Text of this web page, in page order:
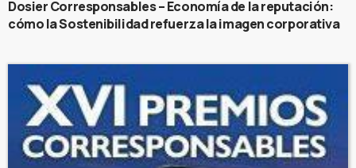
Dosier Corresponsables – Economía de la reputación:
cómo la Sostenibilidad refuerza la imagen corporativa